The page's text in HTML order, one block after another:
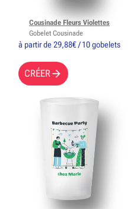
à partir de 29,88€ / 10 gobelets
CRÉER
Cousinade Fleurs Violettes
Gobelet Cousinade